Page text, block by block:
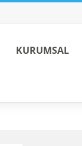
KURUMSAL